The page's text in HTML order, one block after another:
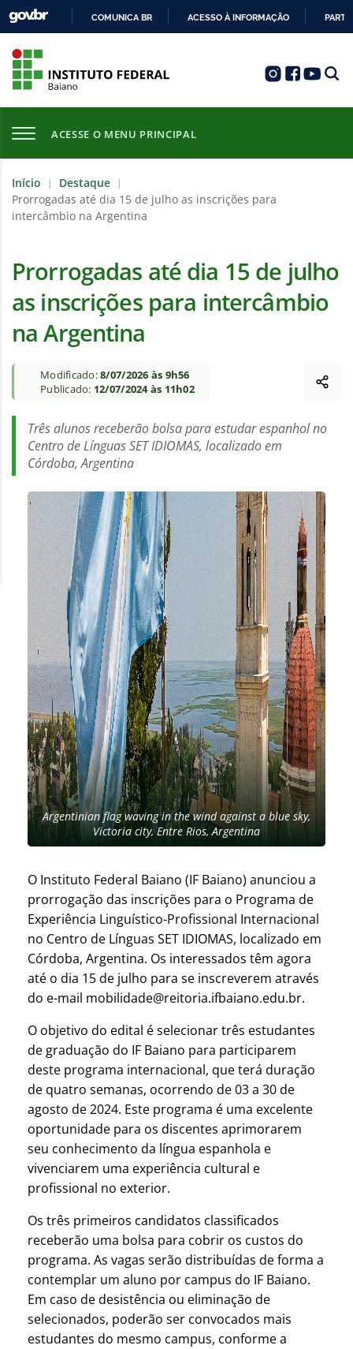
COMUNICA BR ACESSO À INFORMAÇÃO
ACESSE O MENU PRINCIPAL
Início | Destaque |
Prorrogadas até dia 15 de julho as inscrições para
intercâmbio na Argentina
Prorrogadas até dia 15 de julho
as inscrições para intercâmbio
na Argentina
Modificado:8/07/2026 às 9h56
Publicado: 12/07/2024 às 11h02
Três alunos receberão bolsa para estudar espanhol no
Centro de Línguas SET IDIOMAS, localizado em
Córdoba, Argentina
Argentinian flag waving in the wind against a blue sky,
Victoria city, Entre Rios, Argentina
O Instituto Federal Baiano (IF Baiano) anunciou a
prorrogação das inscrições para o Programa de
Experiência Linguístico-Profissional Internacional
no Centro de Línguas SET IDIOMAS, localizado em
Córdoba, Argentina. Os interessados têm agora
até o dia 15 de julho para se inscreverem através
do e-mail mobilidade@reitoria.ifbaiano.edu.br.
O objetivo do edital é selecionar três estudantes
de graduação do IF Baiano para participarem
deste programa internacional, que terá duração
de quatro semanas, ocorrendo de 03 a 30 de
agosto de 2024. Este programa é uma excelente
oportunidade para os discentes aprimorarem
seu conhecimento da língua espanhola e
vivenciarem uma experiência cultural e
profissional no exterior.
Os três primeiros candidatos classificados
receberão uma bolsa para cobrir os custos do
programa. As vagas serão distribuídas de forma a
contemplar um aluno por campus do IF Baiano.
Em caso de desistência ou eliminação de
selecionados, poderão ser convocados mais
estudantes do mesmo campus, conforme a